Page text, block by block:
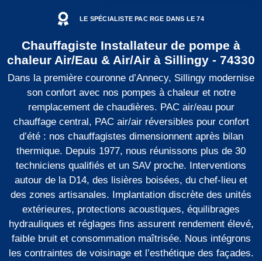
LE SPÉCIALISTE PAC RGE DANS LE 74
Chauffagiste Installateur de pompe à
chaleur Air/Eau & Air/Air à Sillingy - 74330
Dans la première couronne d’Annecy, Sillingy modernise
son confort avec nos pompes à chaleur et notre
remplacement de chaudières. PAC air/eau pour
chauffage central, PAC air/air réversibles pour confort
d’été : nos chauffagistes dimensionnent après bilan
thermique. Depuis 1977, nous réunissons plus de 30
techniciens qualifiés et un SAV proche. Interventions
autour de la D14, des lisières boisées, du chef-lieu et
des zones artisanales. Implantation discrète des unités
extérieures, protections acoustiques, équilibrages
hydrauliques et réglages fins assurent rendement élevé,
faible bruit et consommation maîtrisée. Nous intégrons
les contraintes de voisinage et l’esthétique des façades.